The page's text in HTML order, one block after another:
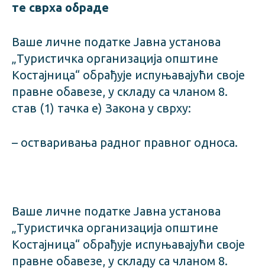
те сврха обраде
Ваше личне податке Јавна установа
„Туристичка организација општине
Костајница“ обрађује испуњавајући своје
правне обавезе, у складу са чланом 8.
став (1) тачка е) Закона у сврху:
– остваривања радног правног односа.
Ваше личне податке Јавна установа
„Туристичка организација општине
Костајница“ обрађује испуњавајући своје
правне обавезе, у складу са чланом 8.